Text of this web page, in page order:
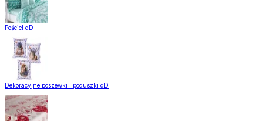
Pościel dD
Dekoracyjne poszewki i poduszki dD